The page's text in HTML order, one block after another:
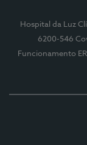
Hospital da Luz
6200-546
Funcionamento